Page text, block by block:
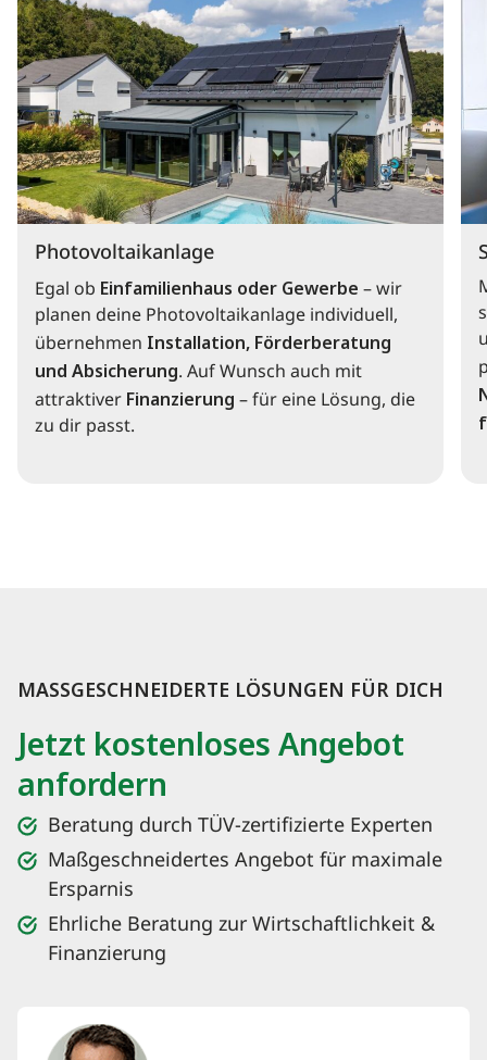
Photovoltaikanlage
Egal ob Einfamilienhaus oder Gewerbe – wir
planen deine Photovoltaikanlage individuell,
übernehmen Installation, Förderberatung
und Absicherung. Auf Wunsch auch mit
attraktiver Finanzierung – für eine Lösung, die
zu dir passt.
MASSGESCHNEIDERTE LÖSUNGEN FÜR DICH
Jetzt kostenloses Angebot
anfordern
Beratung durch TÜV-zertifizierte Experten
Maßgeschneidertes Angebot für maximale
Ersparnis
Ehrliche Beratung zur Wirtschaftlichkeit &
Finanzierung